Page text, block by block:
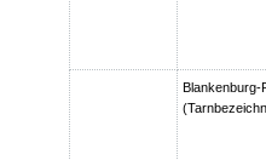
Blankenburg-